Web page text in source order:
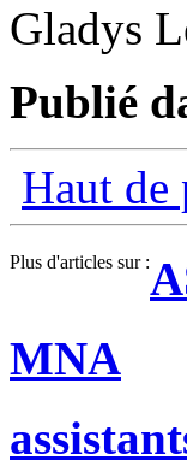
Gladys
Publié
Haut de
Plus d'articles sur :
MNA